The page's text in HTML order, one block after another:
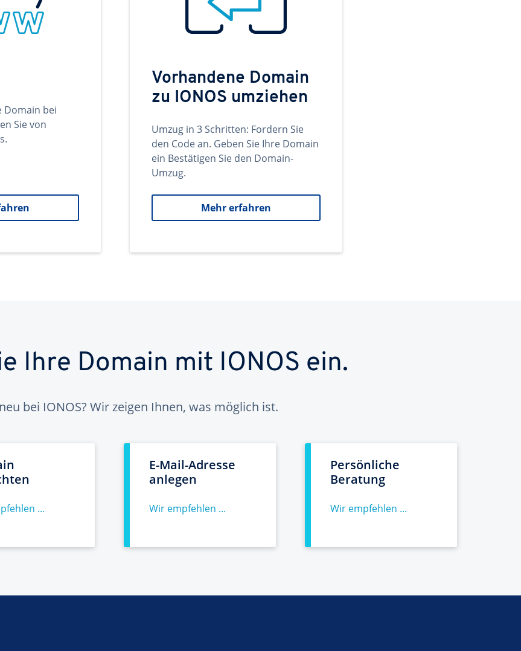
Domain bei
Sie von
Vorhandene Domain
zu IONOS umziehen
Umzug in 3 Schritten: Fordern Sie
den Code an. Geben Sie Ihre Domain
ein Bestätigen Sie den Domain-
Umzug.
Mehr erfahren
Ihre Domain mit IONOS ein.
bei IONOS? Wir zeigen Ihnen, was möglich ist.
...
E-Mail-Adresse
anlegen
Wir empfehlen ...
Persönliche
Beratung
Wir empfehlen ...